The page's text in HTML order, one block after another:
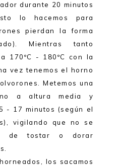
durante 20 minutos
lo hacemos para
pierdan la forma
Mientras tanto
170ºC - 180ºC con la
vez tenemos el horno
Metemos una
a altura media y
- 17 minutos (según el
vigilando que no se
de tostar o dorar
los sacamos